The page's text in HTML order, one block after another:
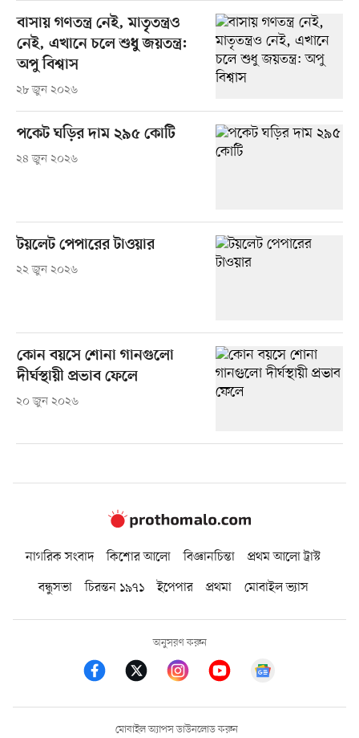
বাসায় গণতন্ত্র নেই, মাতৃতন্ত্রও
নেই, এখানে চলে শুধু জয়তন্ত্র:
অপু বিশ্বাস
২৮ জুন ২০২৬
পকেট ঘড়ির দাম ২৯৫ কোটি
২৪ জুন ২০২৬
টয়লেট পেপারের টাওয়ার
২২ জুন ২০২৬
কোন বয়সে শোনা গানগুলো
দীর্ঘস্থায়ী প্রভাব ফেলে
২০ জুন ২০২৬
নাগরিক সংবাদ কিশোর আলো বিজ্ঞানচিন্তা
প্রথম আলো ট্রাস্ট
বন্ধুসভা
চিরন্তন ১৯৭১ ইপেপার প্রথমা মোবাইল ভ্যাস
অনুসরণ করুন
মোবাইল অ্যাপস ডাউনলোড করুন